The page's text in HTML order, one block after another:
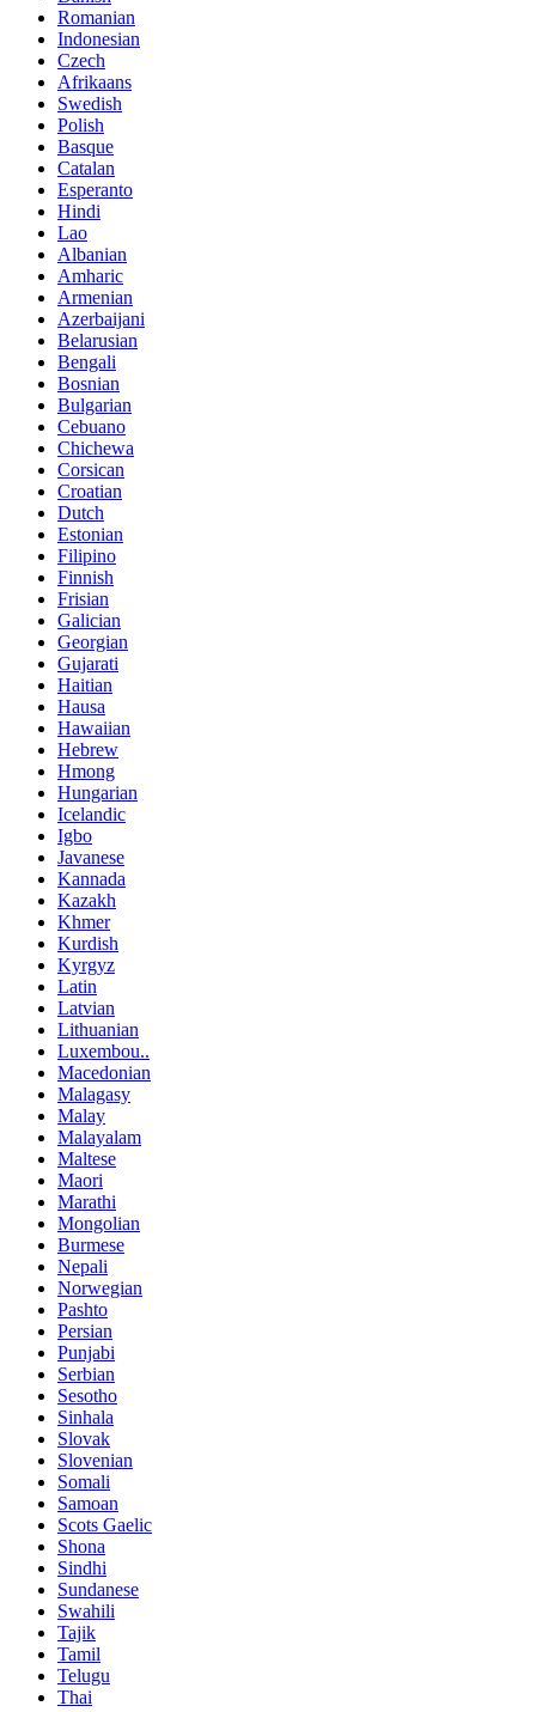
Romanian
Indonesian
Czech
Afrikaans
Swedish
Polish
Basque
Catalan
Esperanto
Hindi
Lao
Albanian
Amharic
Armenian
Azerbaijani
Belarusian
Bengali
Bosnian
Bulgarian
Cebuano
Chichewa
Corsican
Croatian
Dutch
Estonian
Filipino
Finnish
Frisian
Galician
Georgian
Gujarati
Haitian
Hausa
Hawaiian
Hebrew
Hmong
Hungarian
Icelandic
Igbo
Javanese
Kannada
Kazakh
Khmer
Kurdish
Kyrgyz
Latin
Latvian
Lithuanian
Luxembou..
Macedonian
Malagasy
Malay
Malayalam
Maltese
Maori
Marathi
Mongolian
Burmese
Nepali
Norwegian
Pashto
Persian
Punjabi
Serbian
Sesotho
Sinhala
Slovak
Slovenian
Somali
Samoan
Scots Gaelic
Shona
Sindhi
Sundanese
Swahili
Tajik
Tamil
Telugu
Thai